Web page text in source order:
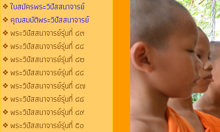
ใบสมัครพระวิปัสสนาจารย์
คุณสมบัติพระวิปัสสนาจารย์
พระวิปัสสนาจารย์รุ่นที่ ๔๓
พระวิปัสสนาจารย์รุ่นที่ ๔๔
พระวิปัสสนาจารย์รุ่นที่ ๔๒
พระวิปัสสนาจารย์รุ่นที่ ๔๔
พระวิปัสสนาจารย์รุ่นที่ ๔๗
พระวิปัสสนาจารย์รุ่นที่ ๔๘
พระวิปัสสนาจารย์รุ่นที่ ๔๙
พระวิปัสสนาจารย์รุ่นที่ ๕๐